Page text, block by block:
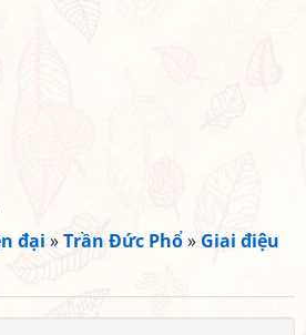
đại »Trần Đức Phổ» Giai điệu